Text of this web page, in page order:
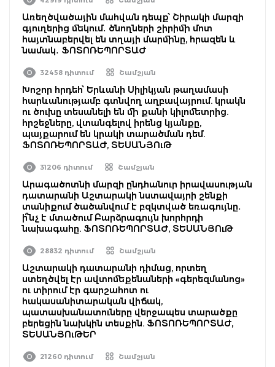
Առեղծվածային մահվան դեպք՝ Շիրակի մարզի
գյուղերից մեկում․ ծնողների շիրիմի մոտ
հայտնաբերվել են տղայի մարմինը, հրազեն և
նամակ․ ՖՈՏՈՌԵՊՈՐՏԱԺ
32458 դիտում Շամշյան
Խոշոր հրդեհ՝ Երևանի Սիլիկյան թաղամասի
հարևանությամբ գտնվող աղբավայրում. կրակն
ու ծուխը տեսանելի են մի քանի կիլոմետրից.
հրշեջները, վտանգելով իրենց կյանքը,
պայքարում են կրակի տարածման դեմ.
ՖՈՏՈՌԵՊՈՐՏԱԺ, ՏԵՍԱՆՅՈւԹ
31206 դիտում Շամշյան
Արագածոտնի մարզի ընդհանուր իրավասության
դատարանի Աշտարակի նստավայրի շենքի
տանիքում ծածանվում է բզկտված եռագույնը․
ի՞նչ է մտածում Բարձրագույն խորհրդի
նախագահը. ՖՈՏՈՌԵՊՈՐՏԱԺ, ՏԵՍԱՆՅՈւԹ
28832 դիտում Շամշյան
Աշտարակի դատարանի դիմաց, որտեղ
ստեղծվել էր ավտոմեքենաների «գերեզմանոց»
ու տիրում էր գարշահոտ ու
հակասանիտարական վիճակ,
պատասխանատուները վերջապես տարածքը
բերեցին նախկին տեսքին. ՖՈՏՈՌԵՊՈՐՏԱԺ,
ՏԵՍԱՆՅՈւԹԵՐ
21260 դիտում Շամշյան